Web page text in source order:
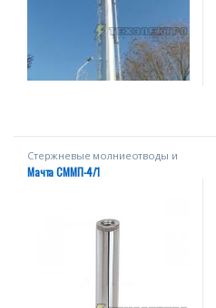
Стержневые молниеотводы и
мачты
Мачта СММП-4/1